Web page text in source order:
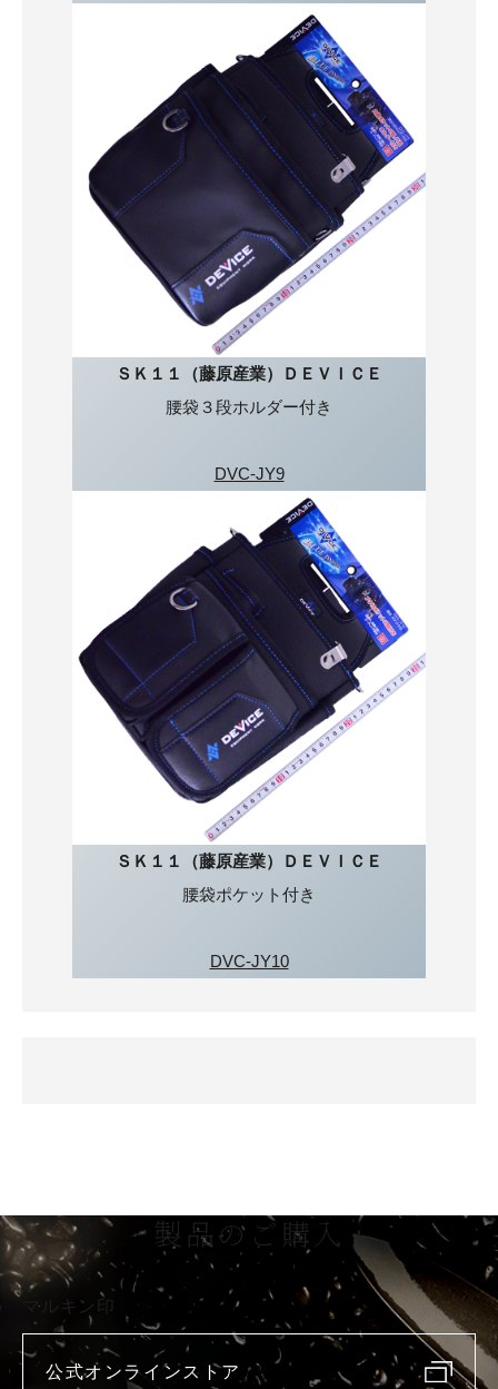
ＳＫ１１（藤原産業）ＤＥＶＩＣＥ
腰袋３段ホルダー付き
DVC-JY9
ＳＫ１１（藤原産業）ＤＥＶＩＣＥ
腰袋ポケット付き
DVC-JY10
製品のご購入
マルキン印
公式オンラインストア